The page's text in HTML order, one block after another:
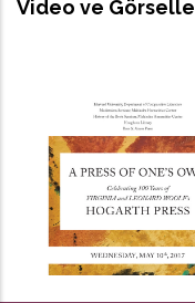
Çeviri
Video ve